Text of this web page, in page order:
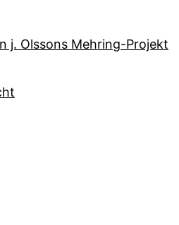
j. Olssons Mehring-Projekt